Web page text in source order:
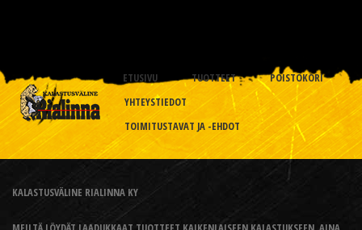
ETUSIVU TUOTTEET
POISTOKORI
YHTEYSTIEDOT
TOIMITUSTAVAT JA -EHDOT
KALASTUSVÄLINE RIALINNA KY